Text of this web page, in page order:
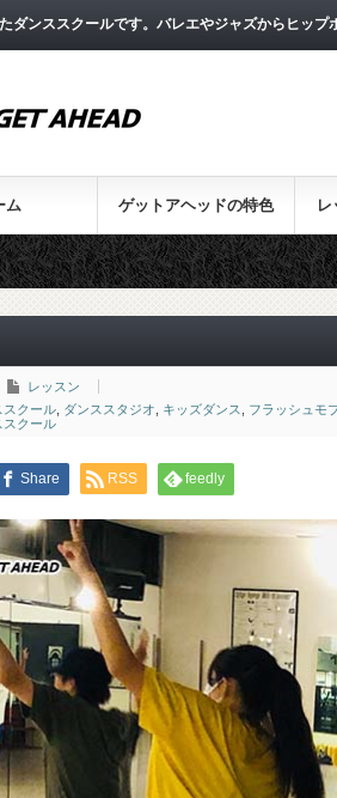
ダンススクールです。バレエやジャズからヒッ
ム ゲットアヘッドの特色
レッスン
スクール ダンススタジオ キッズダンス フラッシュモ
スクール
Share RSS feedly